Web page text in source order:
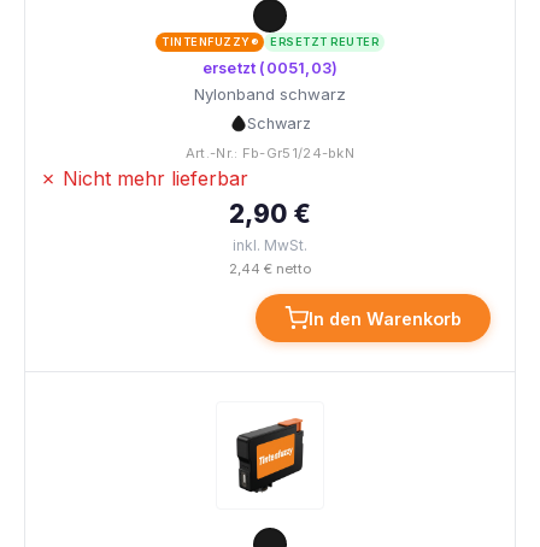
TINTENFUZZY® ERSETZT REUTER
ersetzt (0051,03)
Nylonband schwarz
Schwarz
Art.-Nr.: Fb-Gr51/24-bkN
✗ Nicht mehr lieferbar
2,90 €
inkl. MwSt.
2,44 € netto
In den Warenkorb